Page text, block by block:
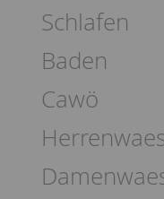
Schlafen
Baden
Cawö